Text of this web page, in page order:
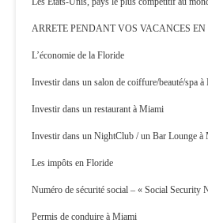
ARRETE PENDANT VOS VACANCES EN
L’économie de la Floride
Investir dans un salon de coiffure/beauté/spa
Investir dans un restaurant à Miami
Investir dans un NightClub / un Bar Lounge à
Les impôts en Floride
Numéro de sécurité social – « Social Security
Permis de conduire à Miami